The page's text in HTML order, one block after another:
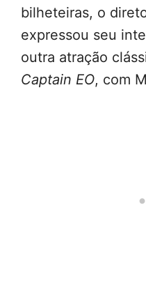
bilheteiras, o
expressou seu
outra atração
Captain EO, com